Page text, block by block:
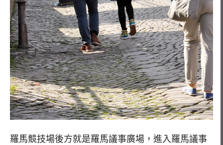
羅馬競技場後方就是羅馬議事廣場，進入羅馬議事